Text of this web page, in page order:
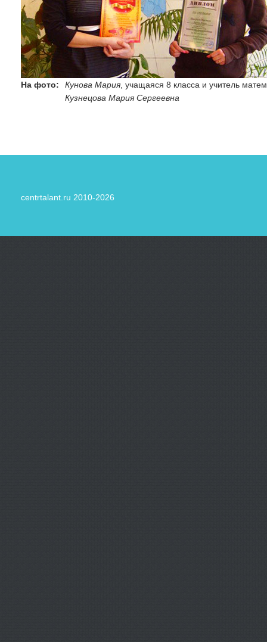
На фото: Кунова Мария , учащаяся 8 класса и учитель
Кузнецова Мария Сергеевна
centrtalant.ru 2010-2026